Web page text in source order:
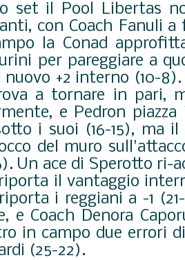
set il Pool Libertas
con Coach Fanuli
la Conad
per pareggiare a
+2 interno (10-
a tornare in pari,
e Pedron piazza
i suoi (16-15), ma il
del muro
Un ace di Sperotto ri-
il vantaggio
i reggiani a -1
e Coach Denora
in campo due errori
(25-22).